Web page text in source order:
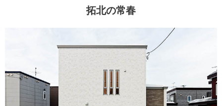
拓北の常春